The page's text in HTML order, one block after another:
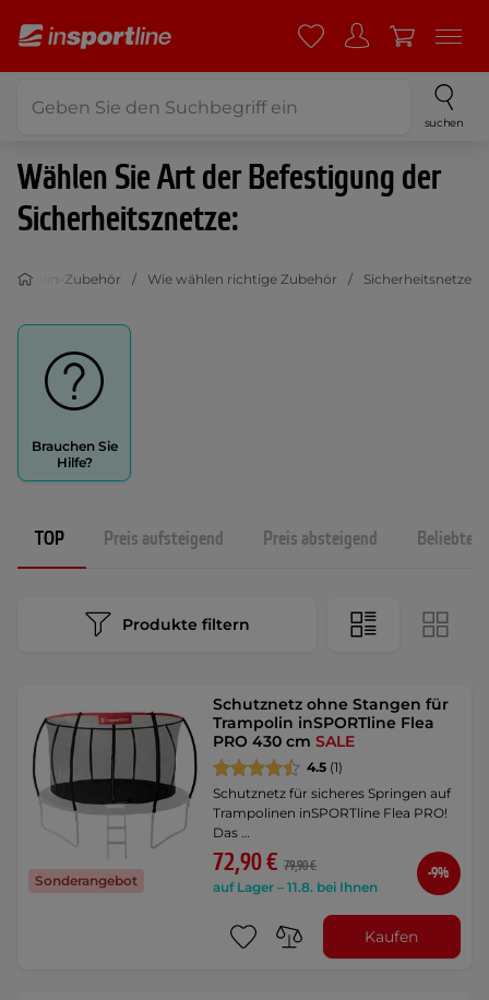
suchen
Wählen Sie Art der Befestigung der
Sicherheitsznetze:
Zubehör Wie wählen richtige Zubehör Sicherheitsnetze
Brauchen Sie
Hilfe?
TOP Preis aufsteigend Preis absteigend
Produkte filtern
Sonderangebot
Schutznetz ohne Stangen für
Trampolin inSPORTline Flea
PRO 430 cmSALE
4.5 (1)
Schutznetz für sicheres Springen auf
Trampolinen inSPORTline Flea PRO!
Das …
72,90 € 79,90 €
auf Lager – 11.8. bei Ihnen
-9%
Kaufen